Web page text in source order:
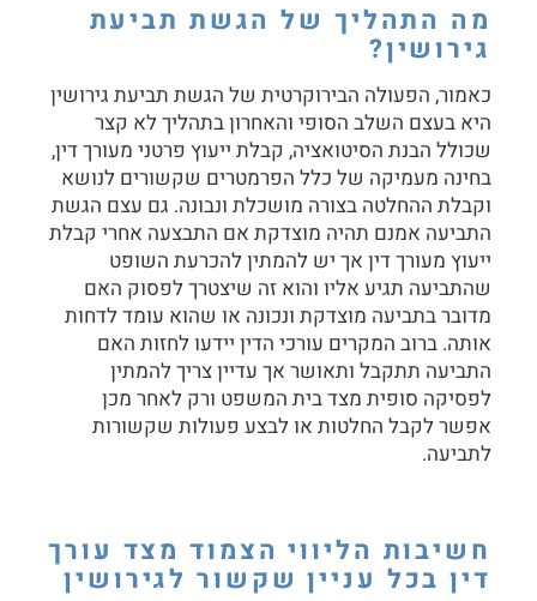
מה התהליך של הגשת תביעת
גירושין?
כאמור, הפעולה הבירוקרטית של הגשת תביעת גירושין
היא בעצם השלב הסופי והאחרון בתהליך לא קצר
שכולל הבנת הסיטואציה, קבלת ייעוץ פרטני מעורך דין,
בחינה מעמיקה של כלל הפרמטרים שקשורים לנושא
וקבלת ההחלטה בצורה מושכלת ונבונה. גם עצם הגשת
התביעה אמנם תהיה מוצדקת אם התבצעה אחרי קבלת
ייעוץ מעורך דין אך יש להמתין להכרעת השופט
שהתביעה תגיע אליו והוא זה שיצטרך לפסוק האם
מדובר בתביעה מוצדקת ונכונה או שהוא עומד לדחות
אותה. ברוב המקרים עורכי הדין יידעו לחזות האם
התביעה תתקבל ותאושר אך עדיין צריך להמתין
לפסיקה סופית מצד בית המשפט ורק לאחר מכן
אפשר לקבל החלטות או לבצע פעולות שקשורות
לתביעה.
חשיבות הליווי הצמוד מצד עורך
דין בכל עניין שקשור לגירושין